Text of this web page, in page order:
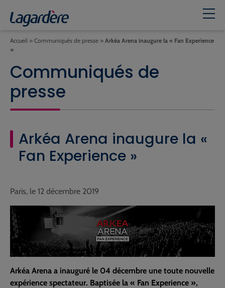
Accueil » Communiqués de presse » Arkéa Arena inaugure la « Fan Experience
»
Communiqués de
presse
Arkéa Arena inaugure la «
Fan Experience »
Paris, le 12 décembre 2019
Arkéa Arena a inauguré le 04 décembre une toute nouvelle
expérience spectateur. Baptisée la « Fan Experience »,